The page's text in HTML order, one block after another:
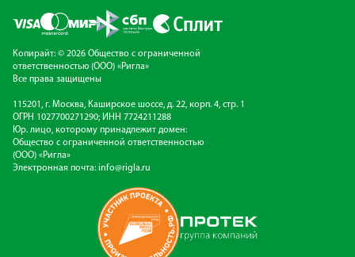
Копирайт: © 2026 Общество с ограниченной
ответственностью (ООО) «Ригла»
Все права защищены
115201, г. Москва, Каширское шоссе, д. 22, корп. 4, стр. 1
ОГРН 1027700271290; ИНН 7724211288
Юр. лицо, которому принадлежит домен:
Общество с ограниченной ответственностью
(ООО) «Ригла»
Электронная почта: info@rigla.ru